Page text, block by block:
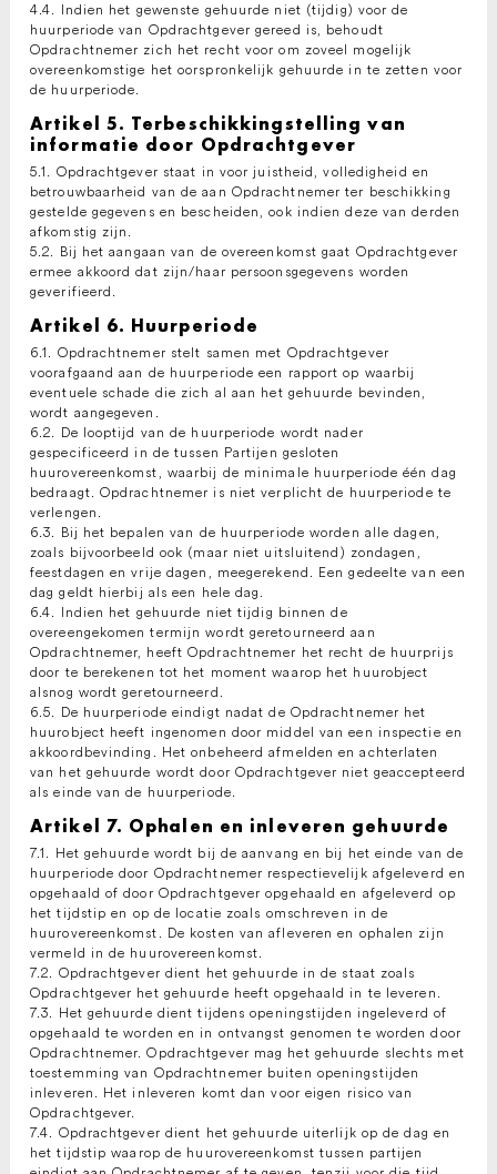
4.4. Indien het gewenste gehuurde niet (tijdig) voor de
huurperiode van Opdrachtgever gereed is, behoudt
Opdrachtnemer zich het recht voor om zoveel mogelijk
overeenkomstige het oorspronkelijk gehuurde in te zetten voor
de huurperiode.
Artikel 5. Terbeschikkingstelling van
informatie door Opdrachtgever
5.1. Opdrachtgever staat in voor juistheid, volledigheid en
betrouwbaarheid van de aan Opdrachtnemer ter beschikking
gestelde gegevens en bescheiden, ook indien deze van derden
afkomstig zijn.
5.2. Bij het aangaan van de overeenkomst gaat Opdrachtgever
ermee akkoord dat zijn/haar persoonsgegevens worden
geverifieerd.
Artikel 6. Huurperiode
6.1. Opdrachtnemer stelt samen met Opdrachtgever
voorafgaand aan de huurperiode een rapport op waarbij
eventuele schade die zich al aan het gehuurde bevinden,
wordt aangegeven.
6.2. De looptijd van de huurperiode wordt nader
gespecificeerd in de tussen Partijen gesloten
huurovereenkomst, waarbij de minimale huurperiode één dag
bedraagt. Opdrachtnemer is niet verplicht de huurperiode te
verlengen.
6.3. Bij het bepalen van de huurperiode worden alle dagen,
zoals bijvoorbeeld ook (maar niet uitsluitend) zondagen,
feestdagen en vrije dagen, meegerekend. Een gedeelte van een
dag geldt hierbij als een hele dag.
6.4. Indien het gehuurde niet tijdig binnen de
overeengekomen termijn wordt geretourneerd aan
Opdrachtnemer, heeft Opdrachtnemer het recht de huurprijs
door te berekenen tot het moment waarop het huurobject
alsnog wordt geretourneerd.
6.5. De huurperiode eindigt nadat de Opdrachtnemer het
huurobject heeft ingenomen door middel van een inspectie en
akkoordbevinding. Het onbeheerd afmelden en achterlaten
van het gehuurde wordt door Opdrachtgever niet geaccepteerd
als einde van de huurperiode.
Artikel 7. Ophalen en inleveren gehuurde
7.1. Het gehuurde wordt bij de aanvang en bij het einde van de
huurperiode door Opdrachtnemer respectievelijk afgeleverd en
opgehaald of door Opdrachtgever opgehaald en afgeleverd op
het tijdstip en op de locatie zoals omschreven in de
huurovereenkomst. De kosten van afleveren en ophalen zijn
vermeld in de huurovereenkomst.
7.2. Opdrachtgever dient het gehuurde in de staat zoals
Opdrachtgever het gehuurde heeft opgehaald in te leveren.
7.3. Het gehuurde dient tijdens openingstijden ingeleverd of
opgehaald te worden en in ontvangst genomen te worden door
Opdrachtnemer. Opdrachtgever mag het gehuurde slechts met
toestemming van Opdrachtnemer buiten openingstijden
inleveren. Het inleveren komt dan voor eigen risico van
Opdrachtgever.
7.4. Opdrachtgever dient het gehuurde uiterlijk op de dag en
het tijdstip waarop de huurovereenkomst tussen partijen